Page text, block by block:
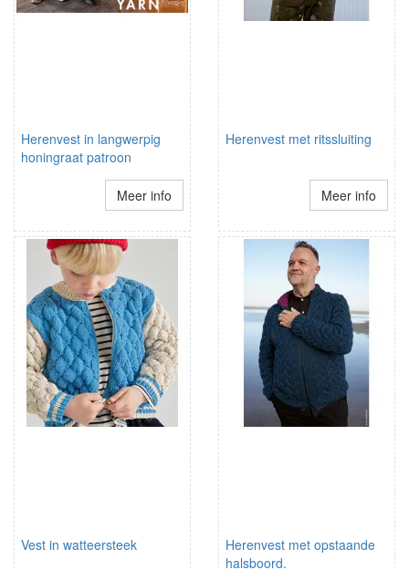
Herenvest in langwerpig
honingraat patroon
Meer info
Herenvest met ritssluiting
Meer info
Vest in watteersteek
Herenvest met opstaande
halsboord.